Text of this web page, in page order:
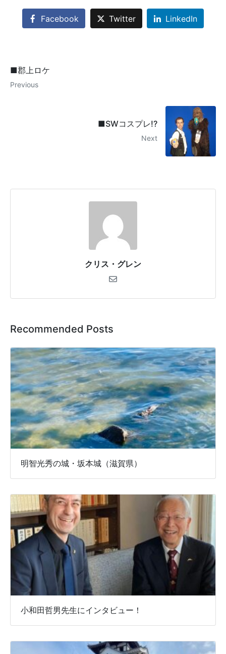
Facebook Twitter LinkedIn
■郡上ロケ
Previous
■SWコスプレ!?
Next
クリス・グレン
Recommended Posts
明智光秀の城・坂本城（滋賀県）
小和田哲男先生にインタビュー！